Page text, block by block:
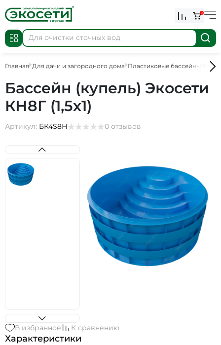
0
Главная Для дачи и загородного дома Пластиковые бассейны
Бассейн (купель) Экосети
КН8Г (1,5х1)
Артикул: БК4S8Н 0 отзывов
В избранное К сравнению
Характеристики